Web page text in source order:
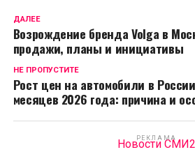
ДАЛЕЕ
Возрождение бренда Volga в
продажи, планы и инициативы
НЕ ПРОПУСТИТЕ
Рост цен на автомобили в
месяцев 2026 года: причина и
РЕКЛАМА
Новости СМИ2